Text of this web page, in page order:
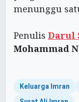
menunggu
Penulis Darul
Mohammad
Keluarga Imran